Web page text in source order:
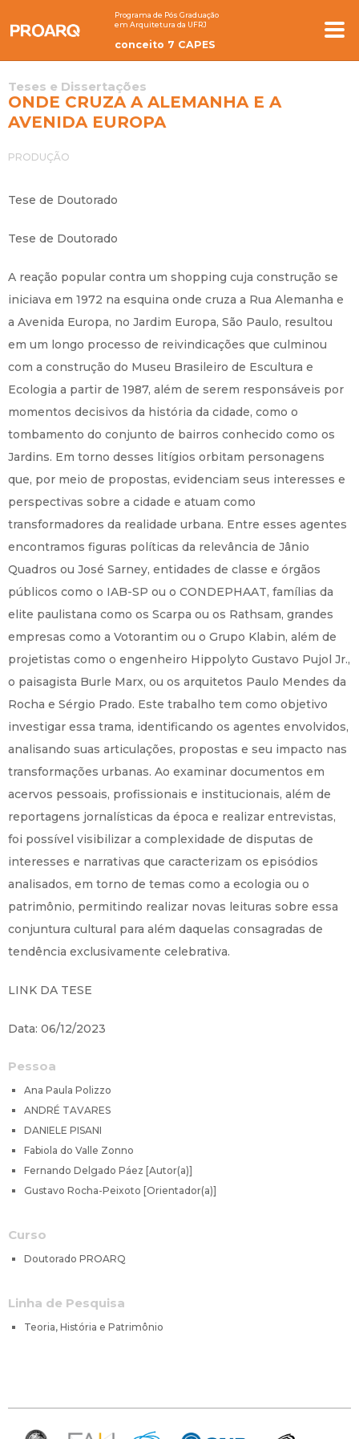
Programa de Pós Graduação
em Arquitetura da UFRJ
conceito 7 CAPES
Teses e Dissertações
ONDE CRUZA A ALEMANHA E A
AVENIDA EUROPA
PRODUÇÃO
Tese de Doutorado
Tese de Doutorado
A reação popular contra um shopping cuja construção se
iniciava em 1972 na esquina onde cruza a Rua Alemanha e
a Avenida Europa, no Jardim Europa, São Paulo, resultou
em um longo processo de reivindicações que culminou
com a construção do Museu Brasileiro de Escultura e
Ecologia a partir de 1987, além de serem responsáveis por
momentos decisivos da história da cidade, como o
tombamento do conjunto de bairros conhecido como os
Jardins. Em torno desses litígios orbitam personagens
que, por meio de propostas, evidenciam seus interesses e
perspectivas sobre a cidade e atuam como
transformadores da realidade urbana. Entre esses agentes
encontramos figuras políticas da relevância de Jânio
Quadros ou José Sarney, entidades de classe e órgãos
públicos como o IAB-SP ou o CONDEPHAAT, famílias da
elite paulistana como os Scarpa ou os Rathsam, grandes
empresas como a Votorantim ou o Grupo Klabin, além de
projetistas como o engenheiro Hippolyto Gustavo Pujol Jr.,
o paisagista Burle Marx, ou os arquitetos Paulo Mendes da
Rocha e Sérgio Prado. Este trabalho tem como objetivo
investigar essa trama, identificando os agentes envolvidos,
analisando suas articulações, propostas e seu impacto nas
transformações urbanas. Ao examinar documentos em
acervos pessoais, profissionais e institucionais, além de
reportagens jornalísticas da época e realizar entrevistas,
foi possível visibilizar a complexidade de disputas de
interesses e narrativas que caracterizam os episódios
analisados, em torno de temas como a ecologia ou o
patrimônio, permitindo realizar novas leituras sobre essa
conjuntura cultural para além daquelas consagradas de
tendência exclusivamente celebrativa.
LINK DA TESE
Data: 06/12/2023
Pessoa
Ana Paula Polizzo
ANDRÉ TAVARES
DANIELE PISANI
Fabiola do Valle Zonno
Fernando Delgado Páez [Autor(a)]
Gustavo Rocha-Peixoto [Orientador(a)]
Curso
Doutorado PROARQ
Linha de Pesquisa
Teoria, História e Patrimônio